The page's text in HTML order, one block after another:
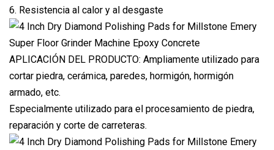
6. Resistencia al calor y al desgaste
APLICACIÓN DEL PRODUCTO: Ampliamente utilizado para
cortar piedra, cerámica, paredes, hormigón, hormigón
armado, etc.
Especialmente utilizado para el procesamiento de piedra,
reparación y corte de carreteras.